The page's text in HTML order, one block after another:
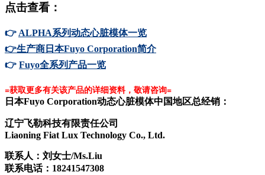
点击查看：
👉 ALPHA系列动态心脏模体一览
👉生产商日本Fuyo Corporation简介
👉 Fuyo全系列产品一览
=获取更多有关该产品的详细资料，敬请咨询=
日本Fuyo Corporation动态心脏模体中国地区总经销：
辽宁飞勒科技有限责任公司
Liaoning Fiat Lux Technology Co., Ltd.
联系人： 刘女士/Ms.Liu
联系电话：18241547308